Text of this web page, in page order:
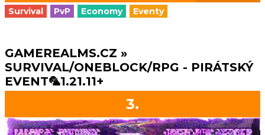
Survival PvP Economy Eventy
GAMEREALMS.CZ »
SURVIVAL/ONEBLOCK/RPG - PIRÁTSKÝ
EVENT🦜1.21.11+
3.